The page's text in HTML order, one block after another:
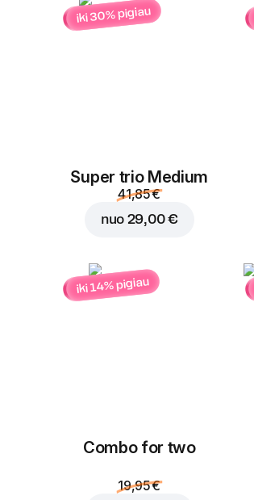
iki 30% pigiau
Super trio Medium
41,85 €
nuo 29,00 €
iki 14% pigiau
Combo for two
19,95 €